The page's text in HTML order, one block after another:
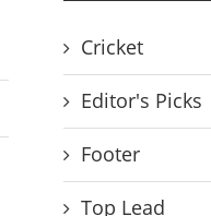
Cricket
Editor's Picks
Footer
Top Lead